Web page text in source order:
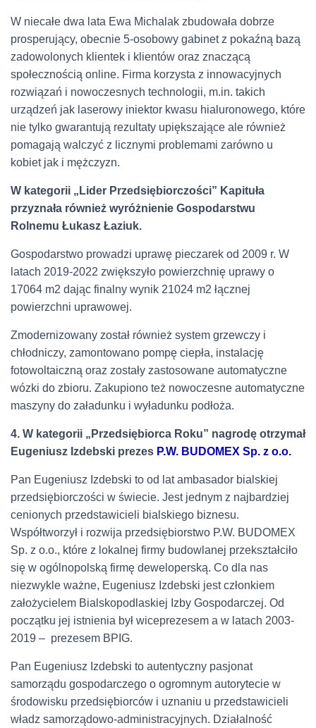
W niecałe dwa lata Ewa Michalak zbudowała dobrze
prosperujący, obecnie 5-osobowy gabinet z pokaźną bazą
zadowolonych klientek i klientów oraz znaczącą
społecznością online. Firma korzysta z innowacyjnych
rozwiązań i nowoczesnych technologii, m.in. takich
urządzeń jak laserowy iniektor kwasu hialuronowego, które
nie tylko gwarantują rezultaty upiększające ale również
pomagają walczyć z licznymi problemami zarówno u
kobiet jak i mężczyzn.
W kategorii „Lider Przedsiębiorczości” Kapituła
przyznała również wyróżnienie Gospodarstwu
Rolnemu Łukasz Łaziuk.
Gospodarstwo prowadzi uprawę pieczarek od 2009 r. W
latach 2019-2022 zwiększyło powierzchnię uprawy o
17064 m2 dając finalny wynik 21024 m2 łącznej
powierzchni uprawowej.
Zmodernizowany został również system grzewczy i
chłodniczy, zamontowano pompę ciepła, instalację
fotowoltaiczną oraz zostały zastosowane automatyczne
wózki do zbioru. Zakupiono też nowoczesne automatyczne
maszyny do załadunku i wyładunku podłoża.
4. W kategorii „Przedsiębiorca Roku” nagrodę otrzymał
Eugeniusz Izdebski prezes P.W. BUDOMEX Sp. z o.o.
Pan Eugeniusz Izdebski to od lat ambasador bialskiej
przedsiębiorczości w świecie. Jest jednym z najbardziej
cenionych przedstawicieli bialskiego biznesu.
Współtworzył i rozwija przedsiębiorstwo P.W. BUDOMEX
Sp. z o.o., które z lokalnej firmy budowlanej przekształciło
się w ogólnopolską firmę deweloperską. Co dla nas
niezwykle ważne, Eugeniusz Izdebski jest członkiem
założycielem Bialskopodlaskiej Izby Gospodarczej. Od
początku jej istnienia był wiceprezesem a w latach 2003-
2019 – prezesem BPIG.
Pan Eugeniusz Izdebski to autentyczny pasjonat
samorządu gospodarczego o ogromnym autorytecie w
środowisku przedsiębiorców i uznaniu u przedstawicieli
władz samorządowo-administracyjnych. Działalność